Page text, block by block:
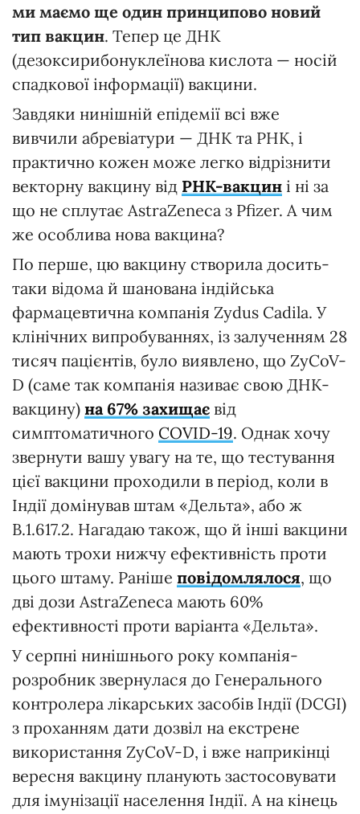
ми маємо ще один принципово новий
тип вакцин. Тепер це ДНК
(дезоксирибонуклеїнова кислота — носій
спадкової інформації) вакцини.
Завдяки нинішній епідемії всі вже
вивчили абревіатури — ДНК та РНК, і
практично кожен може легко відрізнити
векторну вакцину від РНК-вакцин і ні за
що не сплутає AstraZeneca з Pfizer. А чим
же особлива нова вакцина?
По перше, цю вакцину створила досить-
таки відома й шанована індійська
фармацевтична компанія Zydus Cadila. У
клінічних випробуваннях, із залученням 28
тисяч пацієнтів, було виявлено, що ZyCoV-
D (саме так компанія називає свою ДНК-
вакцину) на 67% захищає від
симптоматичного COVID-19. Однак хочу
звернути вашу увагу на те, що тестування
цієї вакцини проходили в період, коли в
Індії домінував штам «Дельта», або ж
B.1.617.2. Нагадаю також, що й інші вакцини
мають трохи нижчу ефективність проти
цього штаму. Раніше повідомлялося, що
дві дози AstraZeneca мають 60%
ефективності проти варіанта «Дельта».
У серпні нинішнього року компанія-
розробник звернулася до Генерального
контролера лікарських засобів Індії (DCGI)
з проханням дати дозвіл на екстрене
використання ZyCoV-D, і вже наприкінці
вересня вакцину планують застосовувати
для імунізації населення Індії. А на кінець